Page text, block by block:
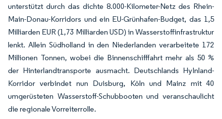
unterstützt durch das dichte 8.000-Kilometer-Netz des Rhein-
Main-Donau-Korridors und ein EU-Grünhafen-Budget, das 1,5
Milliarden EUR (1,73 Milliarden USD) in Wasserstoffinfrastruktur
lenkt. Allein Südholland in den Niederlanden verarbeitete 172
Millionen Tonnen, wobei die Binnenschifffahrt mehr als 50 %
der Hinterlandtransporte ausmacht. Deutschlands HyInland-
Korridor verbindet nun Duisburg, Köln und Mainz mit 40
umgerüsteten Wasserstoff-Schubbooten und veranschaulicht
die regionale Vorreiterrolle.